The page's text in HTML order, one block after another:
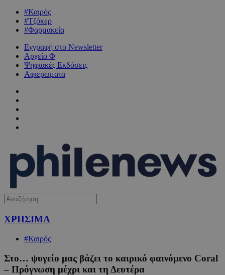
#Καιρός
#Τζόκερ
#Φαρμακεία
Εγγραφή στο Newsletter
Αρχείο Φ
Ψηφιακές Εκδόσεις
Αφιερώματα
ΧΡΗΣΙΜΑ
#Καιρός
Στο… ψυγείο μας βάζει το καιρικό φαινόμενο Coral
– Πρόγνωση μέχρι και τη Δευτέρα